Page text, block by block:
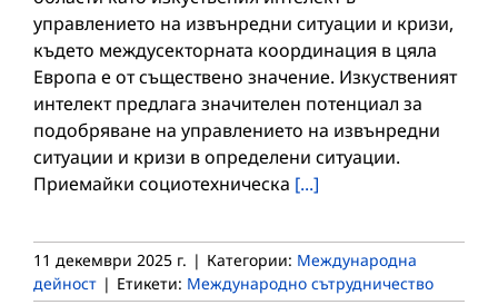
управлението на извънредни ситуации и кризи,
където междусекторната координация в цяла
Европа е от съществено значение. Изкуственият
интелект предлага значителен потенциал за
подобряване на управлението на извънредни
ситуации и кризи в определени ситуации.
Приемайки социотехническа [...]
11 декември 2025 г. | Категории: Международна
дейност | Етикети: Международно сътрудничество